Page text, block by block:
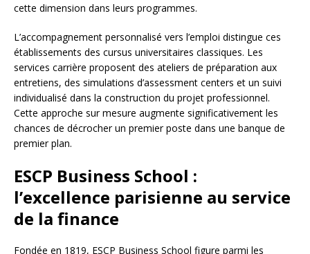
cette dimension dans leurs programmes.
L’accompagnement personnalisé vers l’emploi distingue ces
établissements des cursus universitaires classiques. Les
services carrière proposent des ateliers de préparation aux
entretiens, des simulations d’assessment centers et un suivi
individualisé dans la construction du projet professionnel.
Cette approche sur mesure augmente significativement les
chances de décrocher un premier poste dans une banque de
premier plan.
ESCP Business School :
l’excellence parisienne au service
de la finance
Fondée en 1819, ESCP Business School figure parmi les